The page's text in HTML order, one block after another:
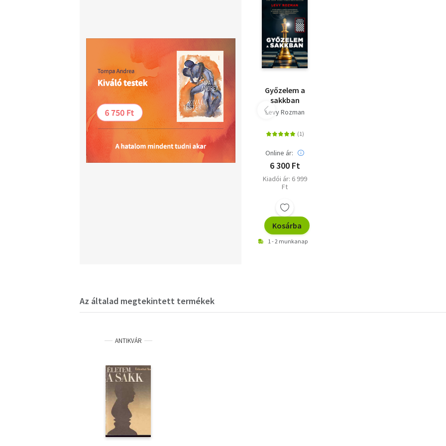
Játszmakereső 336
Győzelem a
sakkban
Levy Rozman
Online ár:
6 300 Ft
Kiadói ár: 6 999
Ft
Kosárba
1 - 2 munkanap
Az általad megtekintett termékek
ANTIKVÁR